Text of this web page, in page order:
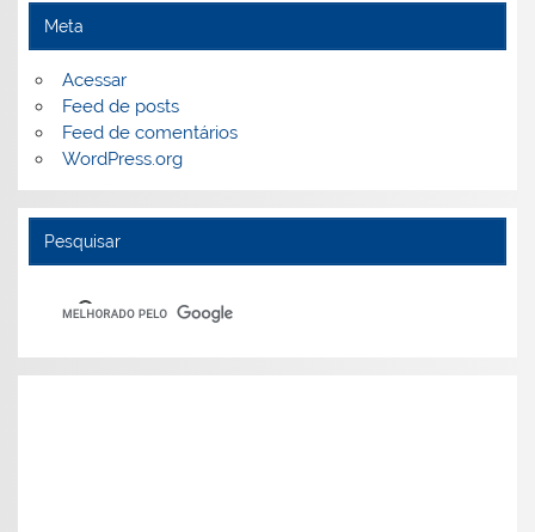
Meta
Acessar
Feed de posts
Feed de comentários
WordPress.org
Pesquisar